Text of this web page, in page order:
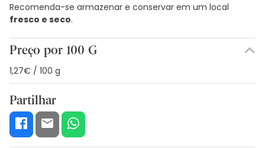
Recomenda-se armazenar e conservar em um local
fresco e seco.
Preço por 100 G
1,27€ / 100 g
Partilhar